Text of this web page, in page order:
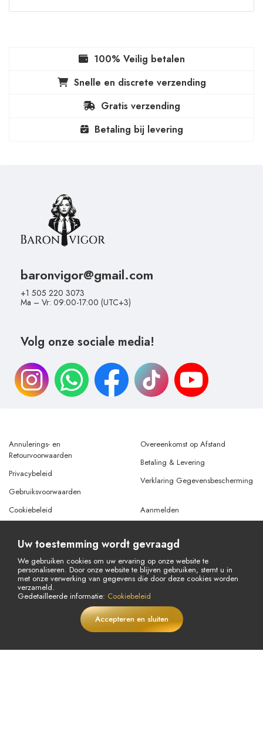
In winkelwagen
100% Veilig betalen
Snelle en discrete verzending
Gratis verzending
Betaling bij levering
baronvigor@gmail.com
+1 505 220 3073
Ma – Vr: 09:00-17:00 (UTC+3)
Volg onze sociale media!
Annulerings- en
Retourvoorwaarden
Privacybeleid
Gebruiksvoorwaarden
Overeenkomst op Afstand
Betaling & Levering
Verklaring Gegevensbescherming
Cookiebeleid
Help
Aanmelden
Wachtwoord vergeten
Blog
Annuleringsverzoek
Terugbetalingsverzoek
Powered ByAMERKEZ LLC
Uw toestemming wordt gevraagd
We gebruiken cookies om uw ervaring op onze website te
personaliseren. Door onze website te blijven gebruiken, stemt u in
met onze verwerking van gegevens die door deze cookies worden
verzameld.
Gedetailleerde informatie: Cookiebeleid
Accepteren en sluiten